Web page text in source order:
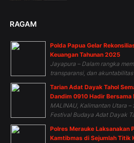
RAGAM
Polda Papua Gelar
Keuangan Tahunan 2025
Jayapura – Dalam rangka
transparansi, dan
Tarian Adat Dayak Tahol
Dandim 0910 Hadir
MALINAU, Kalimantan Utara
Festival Budaya Adat Dayak
Polres Merauke Laksanakan
Kamtibmas di Sejumlah Titik